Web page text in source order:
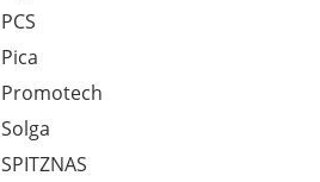
PCS
Pica
Promotech
Solga
SPITZNAS